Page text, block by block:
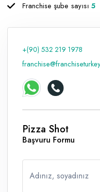
Proje - İnşaat ve
Raf ve Depo
Reklam - Tanıtım -
Seyahat - Rent A Car
Tabela - Dijital Baskı
Franchise şube sayısı 5
+(90) 532 219 1978
Pizza Shot
Başvuru Formu
Adınız, soyadınız